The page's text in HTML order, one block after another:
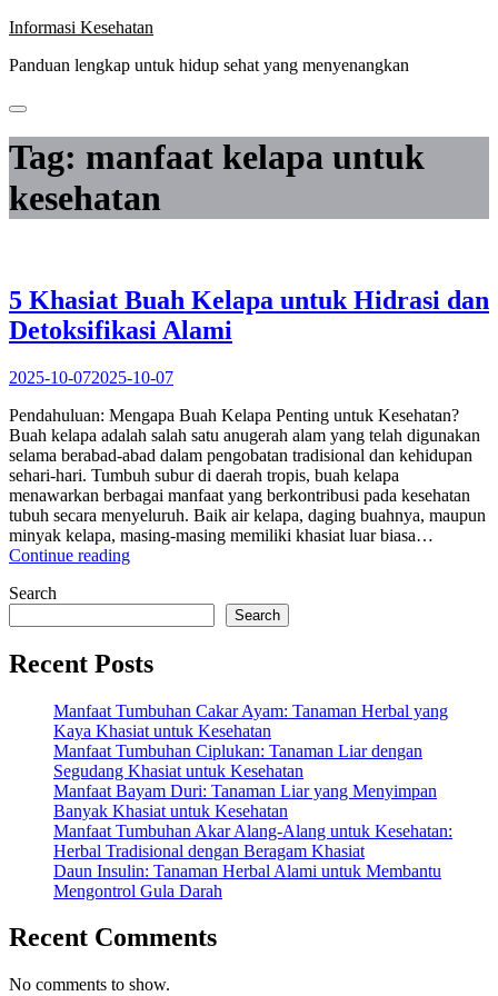
Skip
content
Informasi Kesehatan
Panduan lengkap untuk hidup sehat yang menyenangkan
Tag: manfaat kelapa untuk
kesehatan
5 Khasiat Buah Kelapa untuk Hidrasi dan
Detoksifikasi Alami
2025-10-072025-10-07
Pendahuluan: Mengapa Buah Kelapa Penting untuk Kesehatan?
Buah kelapa adalah salah satu anugerah alam yang telah digunakan
selama berabad-abad dalam pengobatan tradisional dan kehidupan
sehari-hari. Tumbuh subur di daerah tropis, buah kelapa
menawarkan berbagai manfaat yang berkontribusi pada kesehatan
tubuh secara menyeluruh. Baik air kelapa, daging buahnya, maupun
minyak kelapa, masing-masing memiliki khasiat luar biasa…
Continue reading“5
Hidrasi
dan
Alami”
Search
Search
Recent Posts
Manfaat Tumbuhan Cakar Ayam: Tanaman Herbal yang
Kaya Khasiat untuk Kesehatan
Manfaat Tumbuhan Ciplukan: Tanaman Liar dengan
Segudang Khasiat untuk Kesehatan
Manfaat Bayam Duri: Tanaman Liar yang Menyimpan
Banyak Khasiat untuk Kesehatan
Manfaat Tumbuhan Akar Alang-Alang untuk Kesehatan:
Herbal Tradisional dengan Beragam Khasiat
Daun Insulin: Tanaman Herbal Alami untuk Membantu
Mengontrol Gula Darah
Recent Comments
No comments to show.